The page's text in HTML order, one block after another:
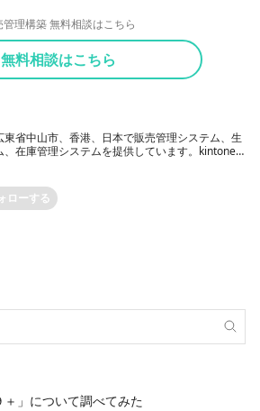
管理構築 無料相談はこちら
無料相談はこちら
東省中山市、香港、日本で販売管理システム、生
、在庫管理システムを提供しています。kintone
ローする
＋」について調べてみた